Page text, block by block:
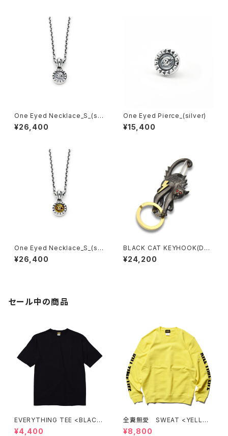
One Eyed Necklace_S_(sil
ver)
¥26,400
One Eyed Pierce_(silver)
¥15,400
One Eyed Necklace_S_(sil
ver x brass)
¥26,400
BLACK CAT KEYHOOK(Des
ign by Mano)
¥24,200
セール中の商品
EVERYTHING TEE <BLACK
>
¥4,400
全糞無愛 SWEAT <YELLO
W>
¥8,800